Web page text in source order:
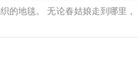
的地毯。 无论春姑娘走到哪里，